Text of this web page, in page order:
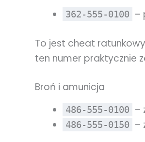
362-555-0100 –
To jest cheat
ten numer praktycznie
Broń i amunicja
486-555-0100 –
486-555-0150 –